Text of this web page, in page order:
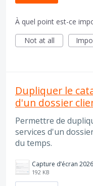
À quel point est-ce
Not at all
Dupliquer le
d'un dossier
Permettre de
services d'un
du temps.
192 KB